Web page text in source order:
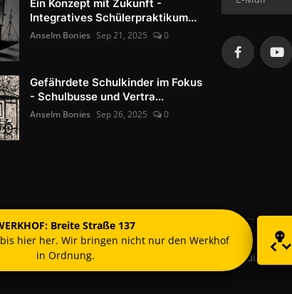
Ein Konzept mit Zukunft -
Integratives Schülerpraktikum...
Anselm Bonies Sep 21, 2025 0
Gefährdete Schulkinder im Fokus
- Schulbusse und Vertra...
Anselm Bonies Sep 26, 2025 0
Nutzungsbedingungen
Breite Straße 137
bis hier her. Wir bringen nicht nur den Werkhof
in Ordnung.